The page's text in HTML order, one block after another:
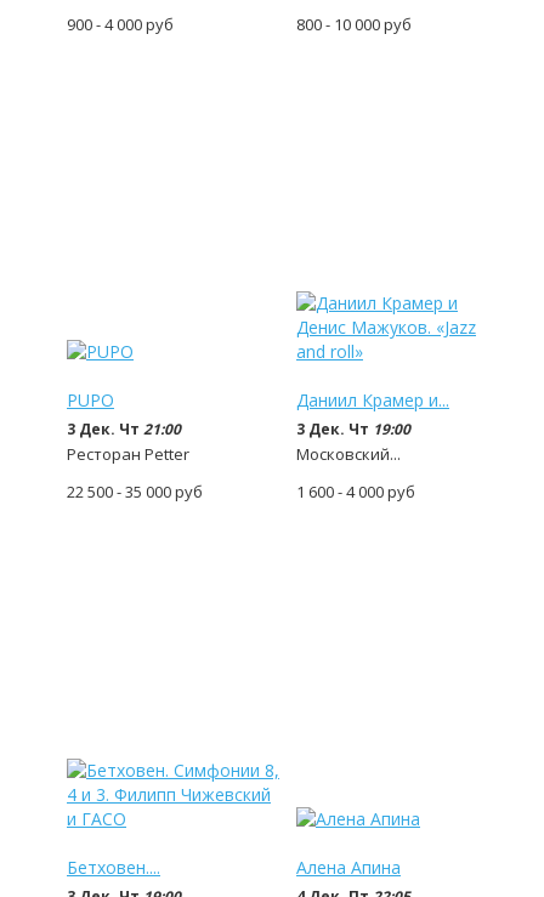
900 - 4 000руб
800 - 10 000руб
PUPO
3 Дек. Чт 21:00
Ресторан Petter
22 500 - 35 000руб
Даниил Крамер и...
3 Дек. Чт 19:00
Московский...
1 600 - 4 000руб
Бетховен.... Алена Апина